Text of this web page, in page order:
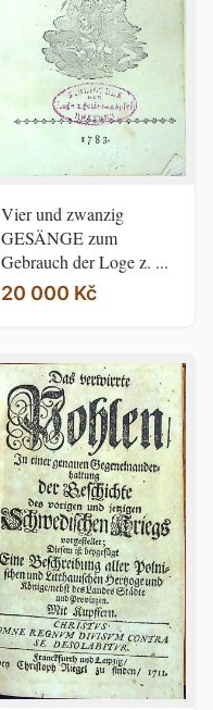
Vier und zwanzig
GESÄNGE zum
Gebrauch der Loge z. ...
20 000 Kč